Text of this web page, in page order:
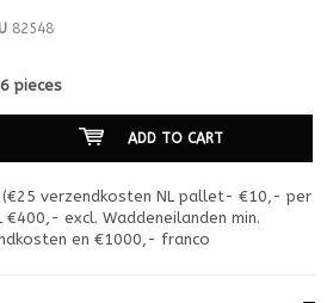
82548
6 pieces
ADD TO CART
verzendkosten NL pallet- €10,- per
excl. Waddeneilanden min.
en €1000,- franco